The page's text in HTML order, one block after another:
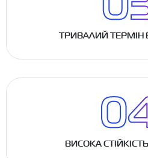
ТРИВАЛИЙ ТЕРМІН
ВИСОКА